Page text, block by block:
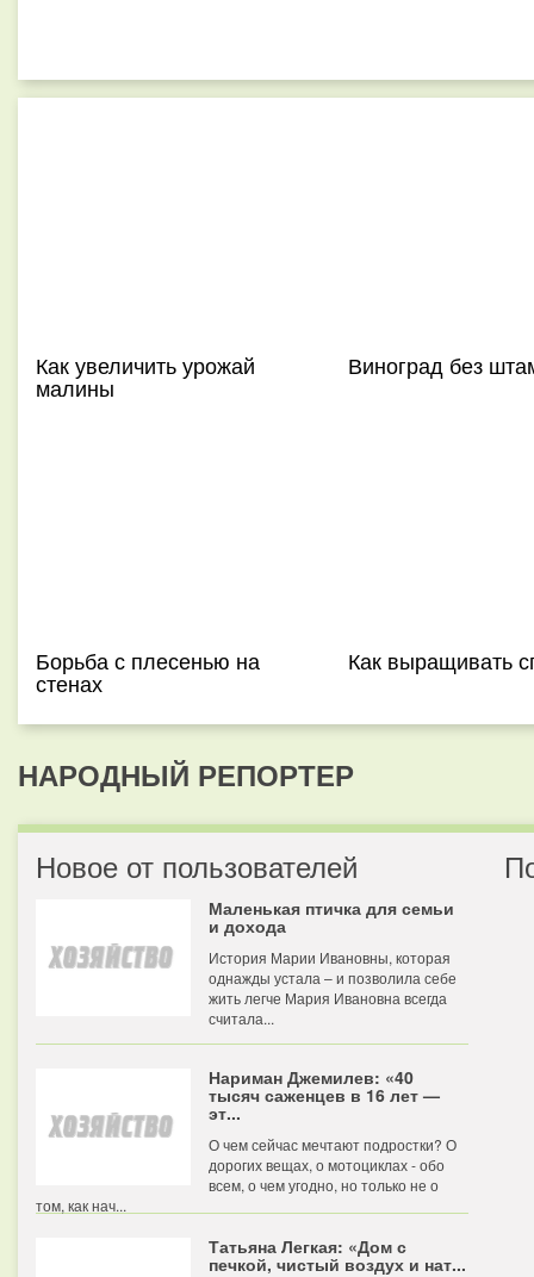
Как увеличить урожай
малины
Виноград без
Борьба с плесенью на
стенах
Как выращивать
НАРОДНЫЙ РЕПОРТЕР
Новое от пользователей
Маленькая птичка для семьи
и дохода
История Марии Ивановны, которая
однажды устала – и позволила себе
жить легче Мария Ивановна всегда
считала...
Нариман Джемилев: «40
тысяч саженцев в 16 лет —
эт...
О чем сейчас мечтают подростки? О
дорогих вещах, о мотоциклах - обо
всем, о чем угодно, но только не о
том, как нач...
Татьяна Легкая: «Дом с
печкой, чистый воздух и нат...